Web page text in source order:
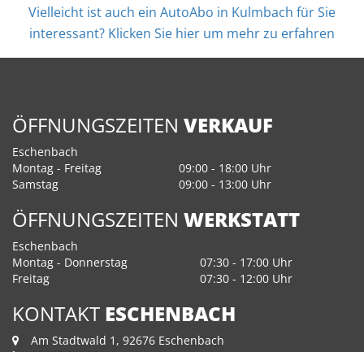
Vielleicht ist auch ein AutoAbo in Kulmbach für Sie
interessant? Klicken Sie hier um mehr zu erfahren
ÖFFNUNGSZEITEN VERKAUF
Eschenbach
Montag - Freitag
09:00 - 18:00 Uhr
Samstag
09:00 - 13:00 Uhr
ÖFFNUNGSZEITEN WERKSTATT
Eschenbach
Montag - Donnerstag
07:30 - 17:00 Uhr
Freitag
07:30 - 12:00 Uhr
KONTAKT ESCHENBACH
Am Stadtwald 1, 92676 Eschenbach